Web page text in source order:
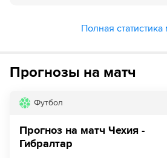
Полная статистика
Прогнозы на матч
Футбол
Прогноз на матч Чехия -
Гибралтар